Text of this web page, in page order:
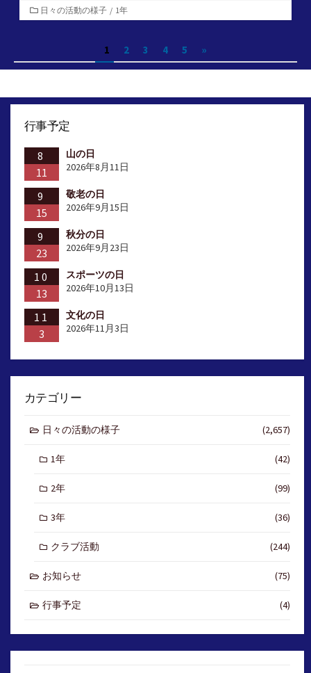
カ
テ
ー
日々の活動の様子 / 1年
稿
ー
送
り
1 2 3 4 5 »
行事予定
8
11
山の日
2026年8月11日
9
15
敬老の日
2026年9月15日
9
23
秋分の日
2026年9月23日
10
13
スポーツの日
2026年10月13日
11
3
文化の日
2026年11月3日
カテゴリー
日々の活動の様子 (2,657)
1年 (42)
2年 (99)
3年 (36)
クラブ活動 (244)
お知らせ (75)
行事予定 (4)